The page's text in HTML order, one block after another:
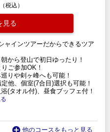
税込）
見る
ャインツアーだからできるツア
から登山で初日ゆったり！
ご参加OK！
りや剣ヶ峰へも可能！
他、個室(7合目)選択も可能！
(タオル付)、昼食ブッフェ付！
他のコースをもっと見る